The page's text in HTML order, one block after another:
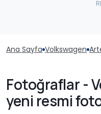
Ana Sayfa Volkswagen
Fotoğraflar -
yeni resmi